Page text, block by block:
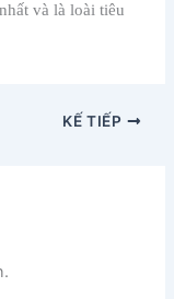
và là loài tiêu
KẾ TIẾP